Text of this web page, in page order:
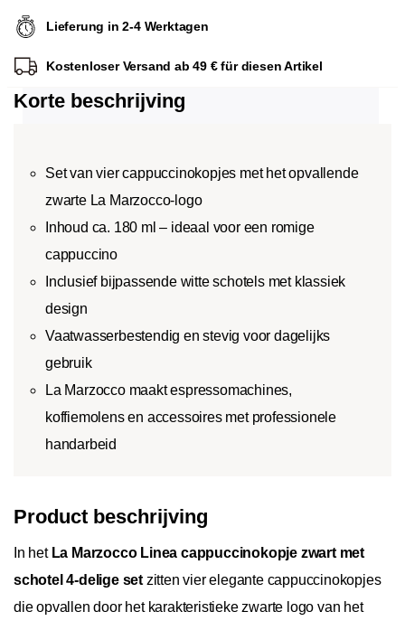
Lieferung in 2-4 Werktagen
Kostenloser Versand ab 49 € für diesen Artikel
Korte beschrijving
Set van vier cappuccinokopjes met het opvallende
zwarte La Marzocco-logo
Inhoud ca. 180 ml – ideaal voor een romige
cappuccino
Inclusief bijpassende witte schotels met klassiek
design
Vaatwasserbestendig en stevig voor dagelijks
gebruik
La Marzocco maakt espressomachines,
koffiemolens en accessoires met professionele
handarbeid
Product beschrijving
In het La Marzocco Linea cappuccinokopje zwart met
schotel 4-delige set zitten vier elegante cappuccinokopjes
die opvallen door het karakteristieke zwarte logo van het